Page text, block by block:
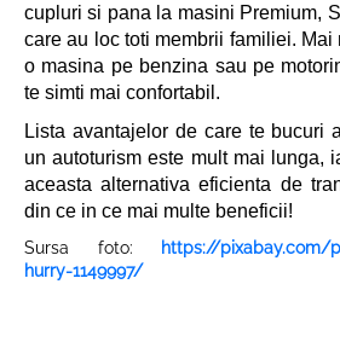
cupluri si pana la masini Premium,
care au loc toti membrii familiei. Mai
o masina pe benzina sau pe
te simti mai confortabil.
Lista avantajelor de care te bucuri
un autoturism este mult mai lunga,
aceasta alternativa eficienta de
din ce in ce mai multe beneficii!
Sursa foto:
https://pixabay.com/
hurry-1149997/